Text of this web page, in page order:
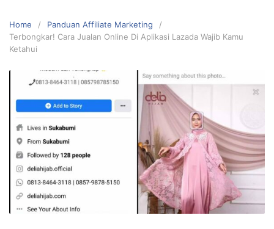
Home
Panduan Affiliate Marketing
Terbongkar! Cara Jualan Online Di Aplikasi Lazada Wajib Kamu
Ketahui